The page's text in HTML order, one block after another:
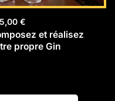
€
et réalisez
propre Gin